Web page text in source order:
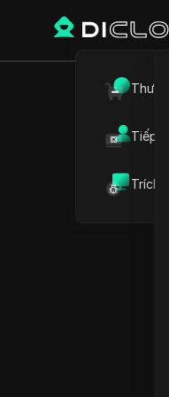
Tiếp
Trích